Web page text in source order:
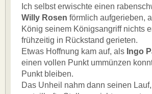
Ich selbst erwischte einen
Willy Rosen förmlich aufgerieben,
König seinem Königsangriff nichts
frühzeitig in Rückstand gerieten.
Etwas Hoffnung kam auf, als Ingo
einen vollen Punkt ummünzen
Punkt bleiben.
Das Unheil nahm dann seinen